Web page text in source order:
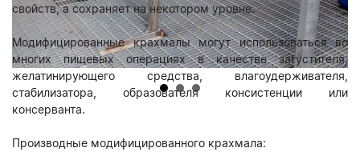
свойств, а сохраняет на некотором уровне.
Модифицированные крахмалы могут использоваться во
многих пищевых операциях в качестве загустителя,
желатинирующего средства, влагоудерживателя,
стабилизатора, образователя консистенции или
консерванта.
Производные модифицированного крахмала: